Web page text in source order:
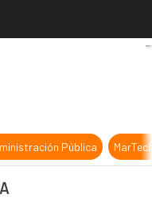
para IECISA
Pública